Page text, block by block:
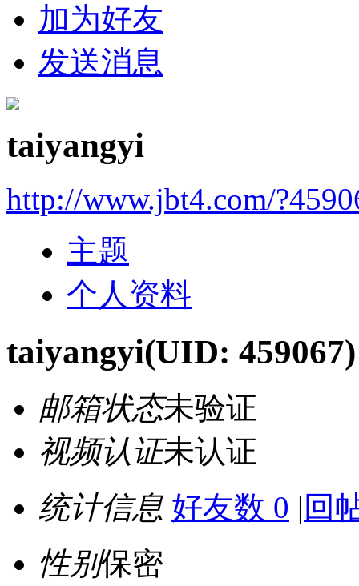
加为好友
发送消息
taiyangyi
http://www.jbt4.com/
主题
个人资料
taiyangyi(UID: 459067)
邮箱状态未验证
视频认证未认证
统计信息 好友数 0 | 回
性别保密